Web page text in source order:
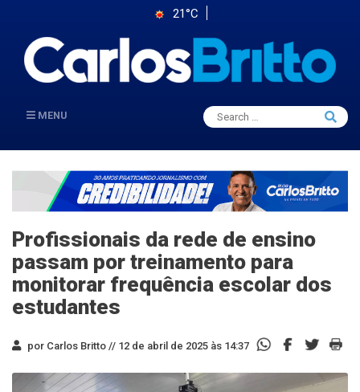
21°C
MENU
Search
for:
Search
Profissionais da rede de ensino
passam por treinamento para
monitorar frequência escolar dos
estudantes
por Carlos Britto // 12 de abril de 2025 às 14:37